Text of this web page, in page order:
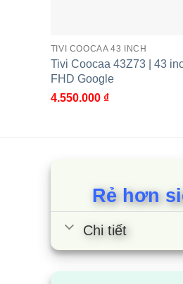
Tivi được trang bị hệ
động và hấp dẫn
TIVI COOCAA 43 INCH
Tivi Coocaa 43Z73 | 43
FHD Google
4.550.000 ₫
Rẻ hơn
Chi tiết